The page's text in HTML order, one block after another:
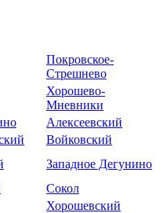
Покровское-
Стрешнево
Хорошево-
Мневники
Алексеевский
Войковский
Западное Дегунино
Сокол
Хорошевский